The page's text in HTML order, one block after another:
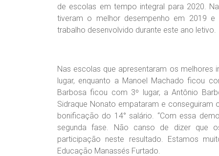
de escolas em tempo integral para 2020.
tiveram o melhor desempenho em 2019
trabalho desenvolvido durante este ano letivo.
Nas escolas que apresentaram os melhores
lugar, enquanto a Manoel Machado ficou
Barbosa ficou com 3º lugar, a Antônio
Sidraque Nonato empataram e
bonificação do 14° salário. “Com essa
segunda fase. Não canso de dizer que
participação neste resultado. Estamos
Educação Manassés Furtado.